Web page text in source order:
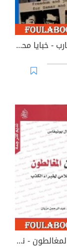
العميل الهارب - خبايا محاولة اغتيال القذافى
المثقفون المغالطون - نسخة أخرى